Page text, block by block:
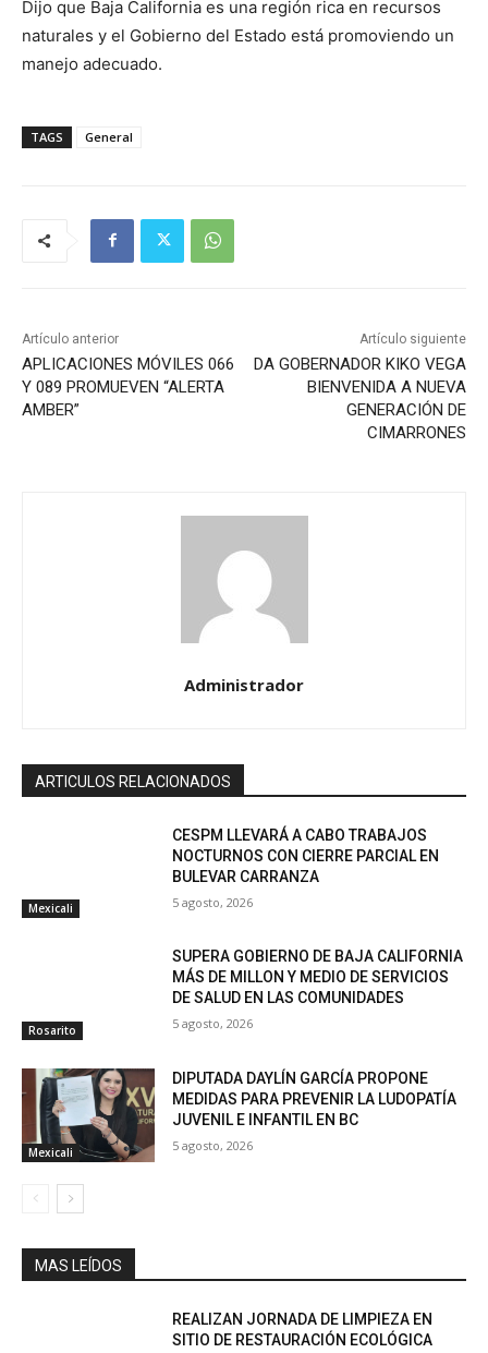
Dijo que Baja California es una región rica en recursos
naturales y el Gobierno del Estado está promoviendo un
manejo adecuado.
TAGS General
Artículo anterior
APLICACIONES MÓVILES 066
Y 089 PROMUEVEN “ALERTA
AMBER”
Artículo siguiente
DA GOBERNADOR KIKO VEGA
BIENVENIDA A NUEVA
GENERACIÓN DE
CIMARRONES
Administrador
ARTICULOS RELACIONADOS
Mexicali
CESPM LLEVARÁ A CABO TRABAJOS
NOCTURNOS CON CIERRE PARCIAL EN
BULEVAR CARRANZA
5 agosto, 2026
Rosarito
SUPERA GOBIERNO DE BAJA CALIFORNIA
MÁS DE MILLON Y MEDIO DE SERVICIOS
DE SALUD EN LAS COMUNIDADES
5 agosto, 2026
Mexicali
DIPUTADA DAYLÍN GARCÍA PROPONE
MEDIDAS PARA PREVENIR LA LUDOPATÍA
JUVENIL E INFANTIL EN BC
5 agosto, 2026
MAS LEÍDOS
REALIZAN JORNADA DE LIMPIEZA EN
SITIO DE RESTAURACIÓN ECOLÓGICA